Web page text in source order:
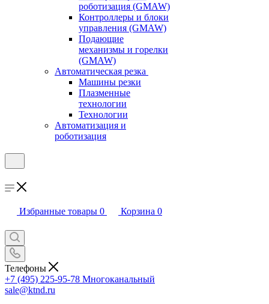
роботизация (GMAW)
Контроллеры и блоки
управления (GMAW)
Подающие
механизмы и горелки
(GMAW)
Автоматическая резка
Машины резки
Плазменные
технологии
Технологии
Автоматизация и
роботизация
Избранные товары 0 Корзина 0
Телефоны
+7 (495) 225-95-78 Многоканальный
sale@ktnd.ru